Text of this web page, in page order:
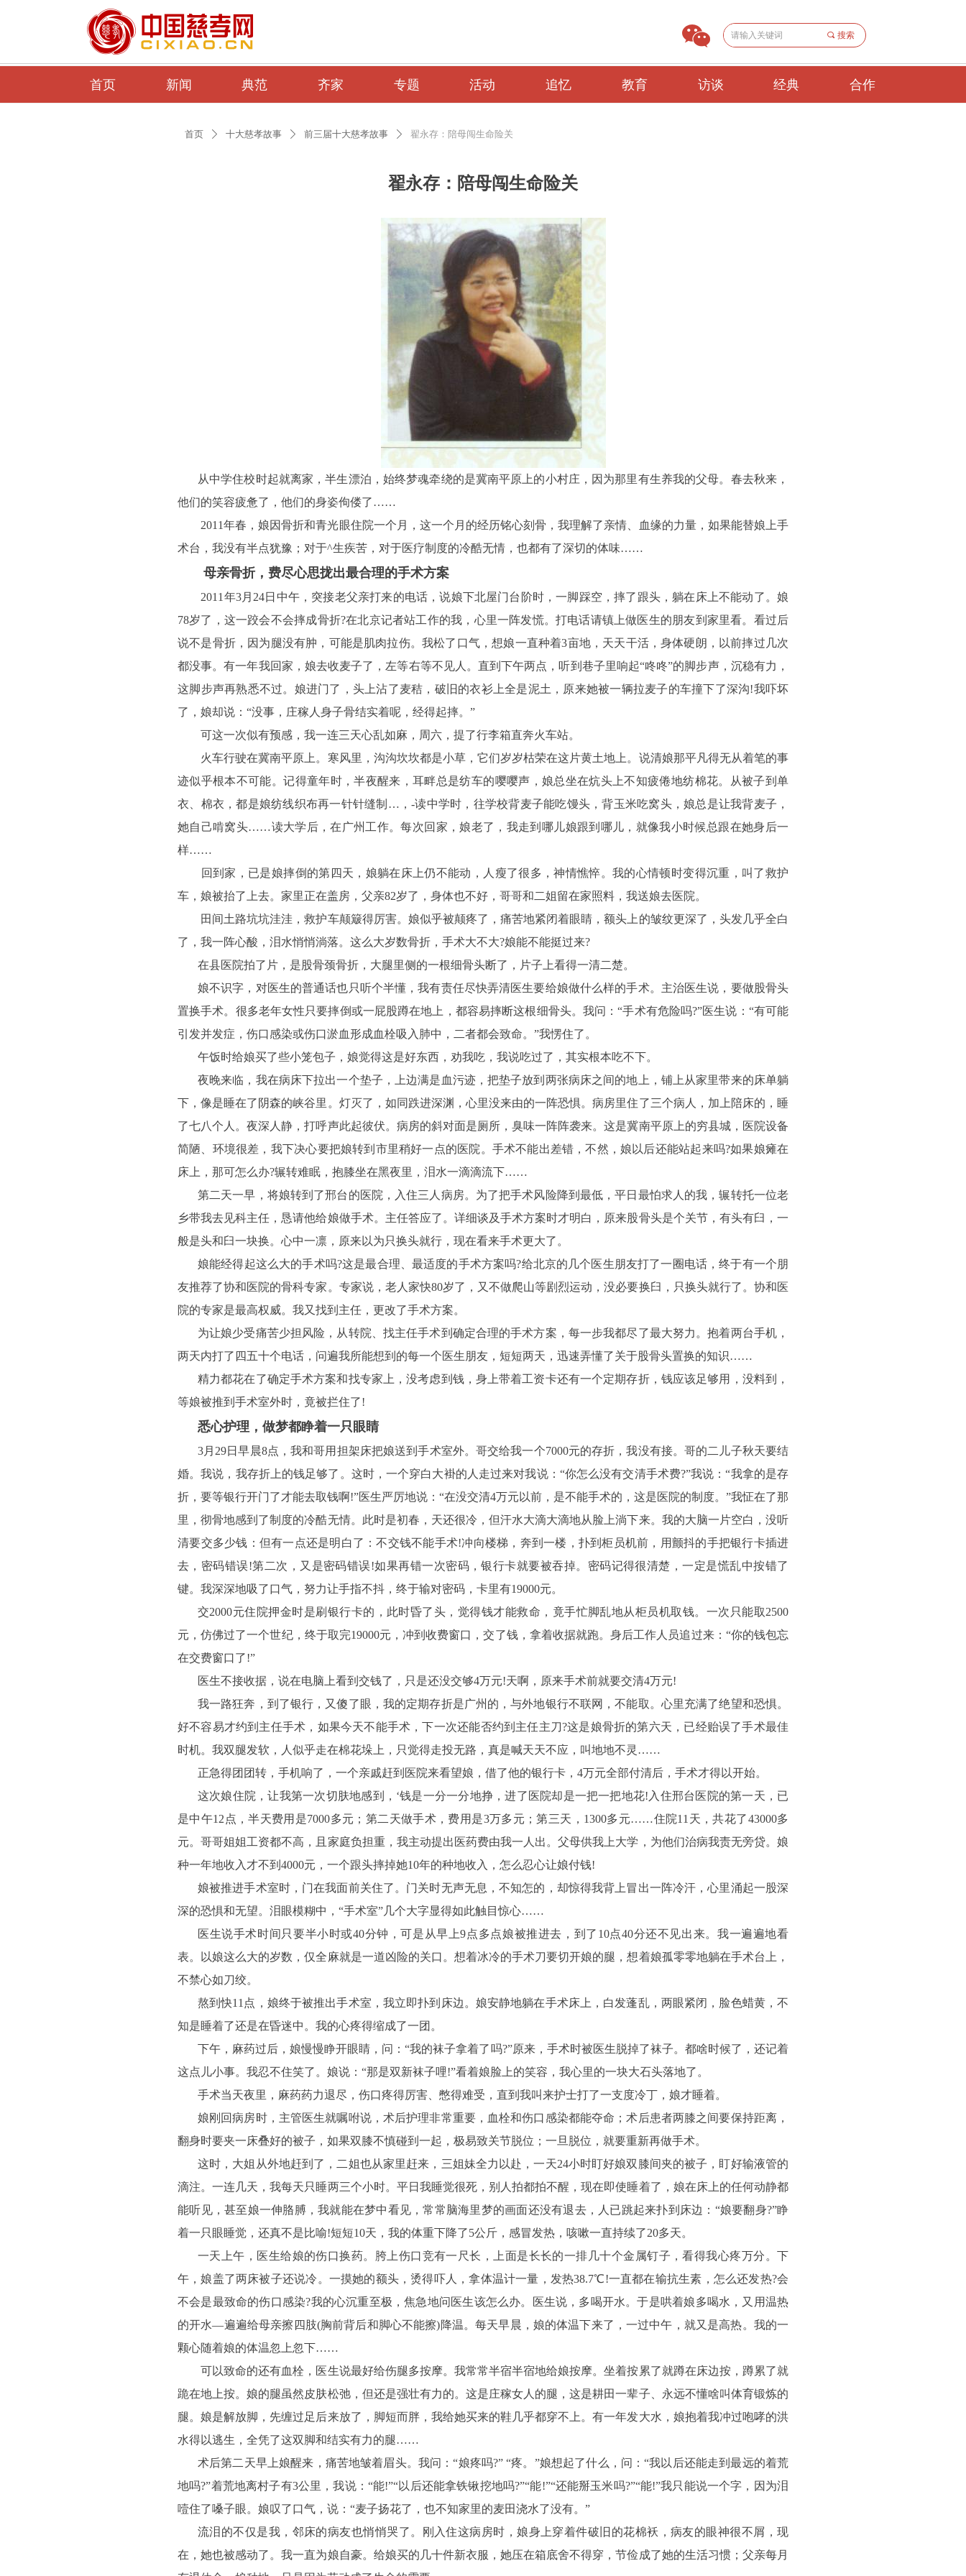
끠 搜索
首页 新闻 典范 齐家 专题 活动 追忆 教育 访谈 经典 合作
翟永存：陪母闯生命险关
首页 ꄲ 十大慈孝故事 ꄲ 前三届十大慈孝故事 ꄲ 翟永存：陪母闯生命险关
从中学住校时起就离家，半生漂泊，始终梦魂牵绕的是冀南平原上的小村庄，因为那里有生养我的父母。春去秋来，
他们的笑容疲惫了，他们的身姿佝偻了……
2011年春，娘因骨折和青光眼住院一个月，这一个月的经历铭心刻骨，我理解了亲情、血缘的力量，如果能替娘上手
术台，我没有半点犹豫；对于^生疾苦，对于医疗制度的冷酷无情，也都有了深切的体味……
母亲骨折，费尽心思拢出最合理的手术方案
2011年3月24日中午，突接老父亲打来的电话，说娘下北屋门台阶时，一脚踩空，摔了跟头，躺在床上不能动了。娘
78岁了，这一跤会不会摔成骨折?在北京记者站工作的我，心里一阵发慌。打电话请镇上做医生的朋友到家里看。看过后
说不是骨折，因为腿没有肿，可能是肌肉拉伤。我松了口气，想娘一直种着3亩地，天天干活，身体硬朗，以前摔过几次
都没事。有一年我回家，娘去收麦子了，左等右等不见人。直到下午两点，听到巷子里响起“咚咚”的脚步声，沉稳有力，
这脚步声再熟悉不过。娘进门了，头上沾了麦秸，破旧的衣衫上全是泥土，原来她被一辆拉麦子的车撞下了深沟!我吓坏
了，娘却说：“没事，庄稼人身子骨结实着呢，经得起摔。”
可这一次似有预感，我一连三天心乱如麻，周六，提了行李箱直奔火车站。
火车行驶在冀南平原上。寒风里，沟沟坎坎都是小草，它们岁岁枯荣在这片黄土地上。说清娘那平凡得无从着笔的事
迹似乎根本不可能。记得童年时，半夜醒来，耳畔总是纺车的嘤嘤声，娘总坐在炕头上不知疲倦地纺棉花。从被子到单
衣、棉衣，都是娘纺线织布再一针针缝制…，-读中学时，往学校背麦子能吃馒头，背玉米吃窝头，娘总是让我背麦子，
她自己啃窝头……读大学后，在广州工作。每次回家，娘老了，我走到哪儿娘跟到哪儿，就像我小时候总跟在她身后一
样……
回到家，已是娘摔倒的第四天，娘躺在床上仍不能动，人瘦了很多，神情憔悴。我的心情顿时变得沉重，叫了救护
车，娘被抬了上去。家里正在盖房，父亲82岁了，身体也不好，哥哥和二姐留在家照料，我送娘去医院。
田间土路坑坑洼洼，救护车颠簸得厉害。娘似乎被颠疼了，痛苦地紧闭着眼睛，额头上的皱纹更深了，头发几乎全白
了，我一阵心酸，泪水悄悄淌落。这么大岁数骨折，手术大不大?娘能不能挺过来?
在县医院拍了片，是股骨颈骨折，大腿里侧的一根细骨头断了，片子上看得一清二楚。
娘不识字，对医生的普通话也只听个半懂，我有责任尽快弄清医生要给娘做什么样的手术。主治医生说，要做股骨头
置换手术。很多老年女性只要摔倒或一屁股蹲在地上，都容易摔断这根细骨头。我问：“手术有危险吗?”医生说：“有可能
引发并发症，伤口感染或伤口淤血形成血栓吸入肺中，二者都会致命。”我愣住了。
午饭时给娘买了些小笼包子，娘觉得这是好东西，劝我吃，我说吃过了，其实根本吃不下。
夜晚来临，我在病床下拉出一个垫子，上边满是血污迹，把垫子放到两张病床之间的地上，铺上从家里带来的床单躺
下，像是睡在了阴森的峡谷里。灯灭了，如同跌进深渊，心里没来由的一阵恐惧。病房里住了三个病人，加上陪床的，睡
了七八个人。夜深人静，打呼声此起彼伏。病房的斜对面是厕所，臭味一阵阵袭来。这是冀南平原上的穷县城，医院设备
简陋、环境很差，我下决心要把娘转到市里稍好一点的医院。手术不能出差错，不然，娘以后还能站起来吗?如果娘瘫在
床上，那可怎么办?辗转难眠，抱膝坐在黑夜里，泪水一滴滴流下……
第二天一早，将娘转到了邢台的医院，入住三人病房。为了把手术风险降到最低，平日最怕求人的我，辗转托一位老
乡带我去见科主任，恳请他给娘做手术。主任答应了。详细谈及手术方案时才明白，原来股骨头是个关节，有头有臼，一
般是头和臼一块换。心中一凛，原来以为只换头就行，现在看来手术更大了。
娘能经得起这么大的手术吗?这是最合理、最适度的手术方案吗?给北京的几个医生朋友打了一圈电话，终于有一个朋
友推荐了协和医院的骨科专家。专家说，老人家快80岁了，又不做爬山等剧烈运动，没必要换臼，只换头就行了。协和医
院的专家是最高权威。我又找到主任，更改了手术方案。
为让娘少受痛苦少担风险，从转院、找主任手术到确定合理的手术方案，每一步我都尽了最大努力。抱着两台手机，
两天内打了四五十个电话，问遍我所能想到的每一个医生朋友，短短两天，迅速弄懂了关于股骨头置换的知识……
精力都花在了确定手术方案和找专家上，没考虑到钱，身上带着工资卡还有一个定期存折，钱应该足够用，没料到，
等娘被推到手术室外时，竟被拦住了!
悉心护理，做梦都睁着一只眼睛
3月29日早晨8点，我和哥用担架床把娘送到手术室外。哥交给我一个7000元的存折，我没有接。哥的二儿子秋天要结
婚。我说，我存折上的钱足够了。这时，一个穿白大褂的人走过来对我说：“你怎么没有交清手术费?”我说：“我拿的是存
折，要等银行开门了才能去取钱啊!”医生严厉地说：“在没交清4万元以前，是不能手术的，这是医院的制度。”我怔在了那
里，彻骨地感到了制度的冷酷无情。此时是初春，天还很冷，但汗水大滴大滴地从脸上淌下来。我的大脑一片空白，没听
清要交多少钱：但有一点还是明白了：不交钱不能手术!冲向楼梯，奔到一楼，扑到柜员机前，用颤抖的手把银行卡插进
去，密码错误!第二次，又是密码错误!如果再错一次密码，银行卡就要被吞掉。密码记得很清楚，一定是慌乱中按错了
键。我深深地吸了口气，努力让手指不抖，终于输对密码，卡里有19000元。
交2000元住院押金时是刷银行卡的，此时昏了头，觉得钱才能救命，竟手忙脚乱地从柜员机取钱。一次只能取2500
元，仿佛过了一个世纪，终于取完19000元，冲到收费窗口，交了钱，拿着收据就跑。身后工作人员追过来：“你的钱包忘
在交费窗口了!”
医生不接收据，说在电脑上看到交钱了，只是还没交够4万元!天啊，原来手术前就要交清4万元!
我一路狂奔，到了银行，又傻了眼，我的定期存折是广州的，与外地银行不联网，不能取。心里充满了绝望和恐惧。
好不容易才约到主任手术，如果今天不能手术，下一次还能否约到主任主刀?这是娘骨折的第六天，已经贻误了手术最佳
时机。我双腿发软，人似乎走在棉花垛上，只觉得走投无路，真是喊天天不应，叫地地不灵……
正急得团团转，手机响了，一个亲戚赶到医院来看望娘，借了他的银行卡，4万元全部付清后，手术才得以开始。
这次娘住院，让我第一次切肤地感到，‘钱是一分一分地挣，进了医院却是一把一把地花!入住邢台医院的第一天，已
是中午12点，半天费用是7000多元；第二天做手术，费用是3万多元；第三天，1300多元……住院11天，共花了43000多
元。哥哥姐姐工资都不高，且家庭负担重，我主动提出医药费由我一人出。父母供我上大学，为他们治病我责无旁贷。娘
种一年地收入才不到4000元，一个跟头摔掉她10年的种地收入，怎么忍心让娘付钱!
娘被推进手术室时，门在我面前关住了。门关时无声无息，不知怎的，却惊得我背上冒出一阵冷汗，心里涌起一股深
深的恐惧和无望。泪眼模糊中，“手术室”几个大字显得如此触目惊心……
医生说手术时间只要半小时或40分钟，可是从早上9点多点娘被推进去，到了10点40分还不见出来。我一遍遍地看
表。以娘这么大的岁数，仅全麻就是一道凶险的关口。想着冰冷的手术刀要切开娘的腿，想着娘孤零零地躺在手术台上，
不禁心如刀绞。
熬到快11点，娘终于被推出手术室，我立即扑到床边。娘安静地躺在手术床上，白发蓬乱，两眼紧闭，脸色蜡黄，不
知是睡着了还是在昏迷中。我的心疼得缩成了一团。
下午，麻药过后，娘慢慢睁开眼睛，问：“我的袜子拿着了吗?”原来，手术时被医生脱掉了袜子。都啥时候了，还记着
这点儿小事。我忍不住笑了。娘说： “那是双新袜子哩!”看着娘脸上的笑容，我心里的一块大石头落地了。
手术当天夜里，麻药药力退尽，伤口疼得厉害、憋得难受，直到我叫来护士打了一支度冷丁，娘才睡着。
娘刚回病房时，主管医生就嘱咐说，术后护理非常重要，血栓和伤口感染都能夺命；术后患者两膝之间要保持距离，
翻身时要夹一床叠好的被子，如果双膝不慎碰到一起，极易致关节脱位；一旦脱位，就要重新再做手术。
这时，大姐从外地赶到了，二姐也从家里赶来，三姐妹全力以赴，一天24小时盯好娘双膝间夹的被子，盯好输液管的
滴注。一连几天，我每天只睡两三个小时。平日我睡觉很死，别人拍都拍不醒，现在即使睡着了，娘在床上的任何动静都
能听见，甚至娘一伸胳膊，我就能在梦中看见，常常脑海里梦的画面还没有退去，人已跳起来扑到床边：“娘要翻身?”睁
着一只眼睡觉，还真不是比喻!短短10天，我的体重下降了5公斤，感冒发热，咳嗽一直持续了20多天。
一天上午，医生给娘的伤口换药。胯上伤口竞有一尺长，上面是长长的一排几十个金属钉子，看得我心疼万分。下
午，娘盖了两床被子还说冷。一摸她的额头，烫得吓人，拿体温计一量，发热38.7℃!一直都在输抗生素，怎么还发热?会
不会是最致命的伤口感染?我的心沉重至极，焦急地问医生该怎么办。医生说，多喝开水。于是哄着娘多喝水，又用温热
的开水—遍遍给母亲擦四肢(胸前背后和脚心不能擦)降温。每天早晨，娘的体温下来了，一过中午，就又是高热。我的一
颗心随着娘的体温忽上忽下……
可以致命的还有血栓，医生说最好给伤腿多按摩。我常常半宿半宿地给娘按摩。坐着按累了就蹲在床边按，蹲累了就
跪在地上按。娘的腿虽然皮肤松弛，但还是强壮有力的。这是庄稼女人的腿，这是耕田一辈子、永远不懂啥叫体育锻炼的
腿。娘是解放脚，先缠过足后来放了，脚短而胖，我给她买来的鞋几乎都穿不上。有一年发大水，娘抱着我冲过咆哮的洪
水得以逃生，全凭了这双脚和结实有力的腿……
术后第二天早上娘醒来，痛苦地皱着眉头。我问：“娘疼吗?” “疼。”娘想起了什么，问：“我以后还能走到最远的着荒
地吗?”着荒地离村子有3公里，我说：“能!”“以后还能拿铁锹挖地吗?”“能!”“还能掰玉米吗?”“能!”我只能说一个字，因为泪
噎住了嗓子眼。娘叹了口气，说：“麦子扬花了，也不知家里的麦田浇水了没有。”
流泪的不仅是我，邻床的病友也悄悄哭了。刚入住这病房时，娘身上穿着件破旧的花棉袄，病友的眼神很不屑，现
在，她也被感动了。我一直为娘自豪。给娘买的几十件新衣服，她压在箱底舍不得穿，节俭成了她的生活习惯；父亲每月